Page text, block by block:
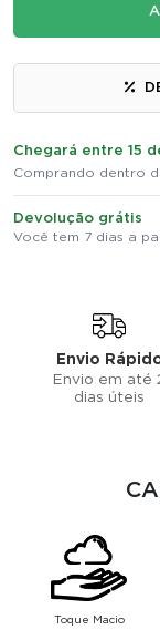
Chegará entre 15
Comprando dentro
Devolução grátis
Você tem 7 dias a
Envio
Envio em até
dias úteis
Toque Macio